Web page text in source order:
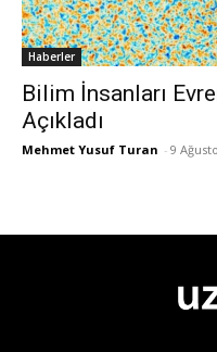
Haberler
Bilim İnsanları
Açıkladı
Mehmet Yusuf Turan - 9